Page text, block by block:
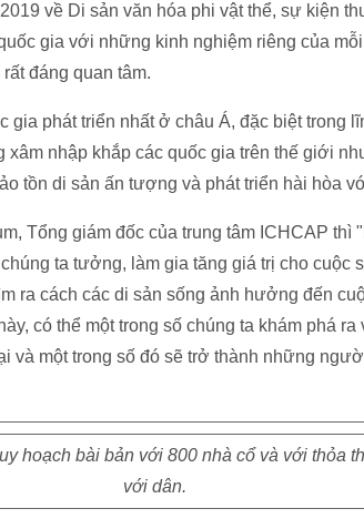
về Di sản văn hóa phi vật thể, sự kiện
gia với những kinh nghiệm riêng của
đáng quan tâm.
gia phát triển nhất ở châu Á, đặc biệt trong
xâm nhập khắp các quốc gia trên thế giới
tồn di sản ấn tượng và phát triển hài hòa
Tổng giám đốc của trung tâm ICHCAP thì
ta tưởng, làm gia tăng giá trị cho cuộc
ra cách các di sản sống ảnh hưởng đến
có thể một trong số chúng ta khám phá
và một trong số đó sẽ trở thành những
hoạch bài bản với 800 nhà cổ và với thỏa
với dân.